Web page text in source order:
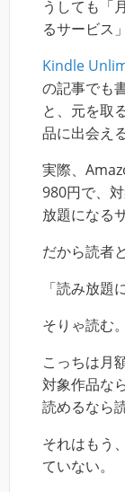
うしても「
るサービス
Kindle
の記事でも
と、元を取
品に出会え
実際、
980円で、
放題になる
だから読者
「読み放題
そりゃ読む。
こっちは月
対象作品な
読めるなら読
それはもう
ていない。